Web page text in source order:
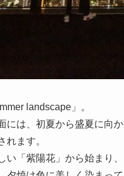
landscape」。
には、初夏から盛夏に向
れます。
い「紫陽花」から始まり